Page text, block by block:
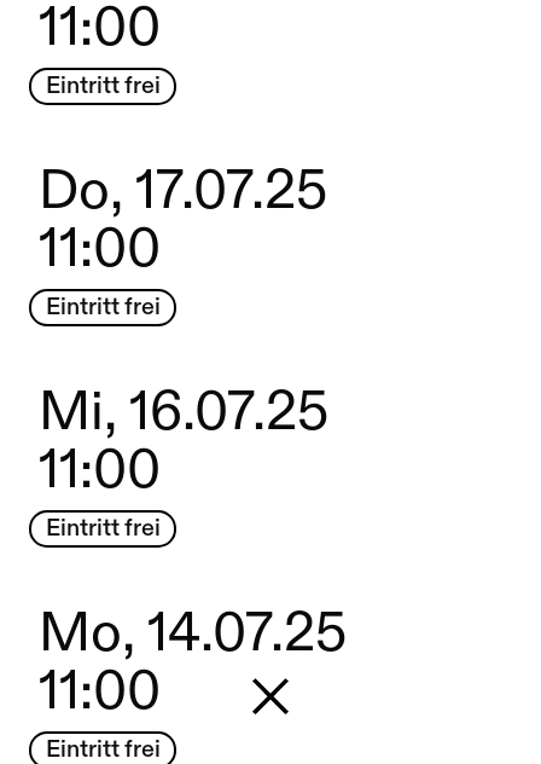
11:00
Eintritt frei
Do, 17.07.25
11:00
Eintritt frei
Mi, 16.07.25
11:00
Eintritt frei
Mo, 14.07.25
11:00
Eintritt frei